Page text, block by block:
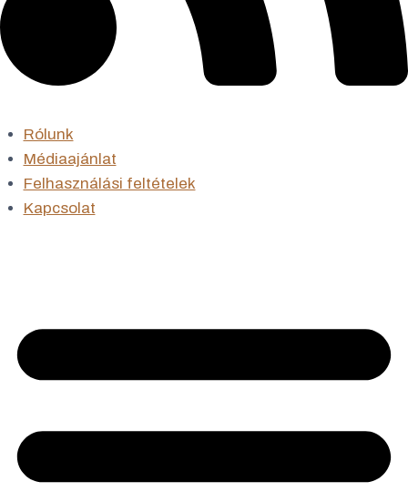
Rólunk
Médiaajánlat
Felhasználási feltételek
Kapcsolat